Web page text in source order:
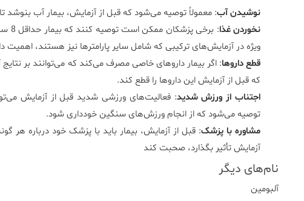
نوشیدن آب: معمولاً توصیه می‌شود که قبل از آزمایش، بیمار آب بنوشد
نخوردن غذا
:
ویژه در آزمایش‌های ترکیبی که شامل سایر پارامترها نیز هستند، اهمیت
قطع داروها: اگر بیمار داروهای خاصی مصرف می‌کند که می‌توانند بر
که قبل از آزمایش این داروها را قطع کند.
اجتناب از ورزش شدید: فعالیت‌های ورزشی شدید قبل از آزمایش
توصیه می‌شود که از انجام ورزش‌های سنگین خودداری شود.
مشاوره با پزشک: قبل از آزمایش، بیمار باید با پزشک خود درباره هر
آزمایش تأثیر بگذارد، صحبت کند
نام‌های دیگر
آلبومين